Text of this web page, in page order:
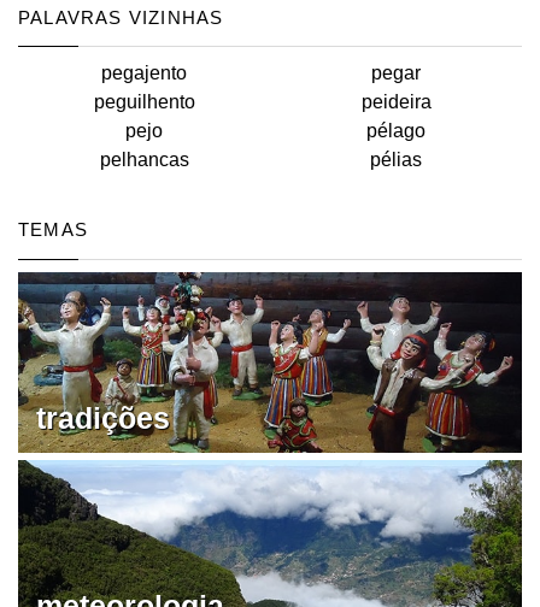
PALAVRAS VIZINHAS
pegajento
pegar
peguilhento
peideira
pejo
pélago
pelhancas
pélias
TEMAS
tradições